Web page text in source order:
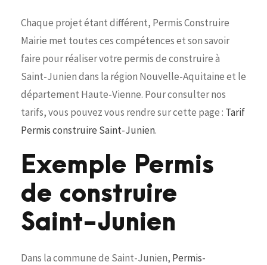
Chaque projet étant différent, Permis Construire
Mairie met toutes ces compétences et son savoir
faire pour réaliser votre permis de construire à
Saint-Junien dans la région Nouvelle-Aquitaine et le
département Haute-Vienne. Pour consulter nos
tarifs, vous pouvez vous rendre sur cette page : Tarif
Permis construire Saint-Junien.
Exemple Permis
de construire
Saint-Junien
Dans la commune de Saint-Junien, Permis-